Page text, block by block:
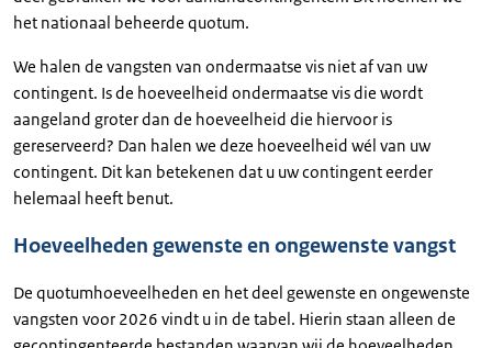
het nationaal beheerde quotum.
We halen de vangsten van ondermaatse vis niet af van uw
contingent. Is de hoeveelheid ondermaatse vis die wordt
aangeland groter dan de hoeveelheid die hiervoor is
gereserveerd? Dan halen we deze hoeveelheid wél van uw
contingent. Dit kan betekenen dat u uw contingent eerder
helemaal heeft benut.
Hoeveelheden gewenste en ongewenste vangst
De quotumhoeveelheden en het deel gewenste en ongewenste
vangsten voor 2026 vindt u in de tabel. Hierin staan alleen de